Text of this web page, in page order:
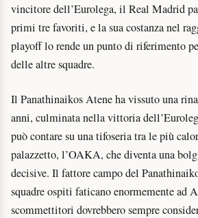
vincitore dell’Eurolega, il Real Madrid
primi tre favoriti, e la sua costanza nel
playoff lo rende un punto di riferimento
delle altre squadre.
Il Panathinaikos Atene ha vissuto una
anni, culminata nella vittoria
può contare su una tifoseria tra le più
palazzetto, l’OAKA, che diventa una
decisive. Il fattore campo del
squadre ospiti faticano enormemente ad
scommettitori dovrebbero sempre